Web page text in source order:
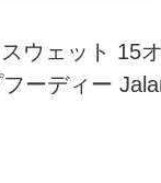
ウェット 15
ーディー